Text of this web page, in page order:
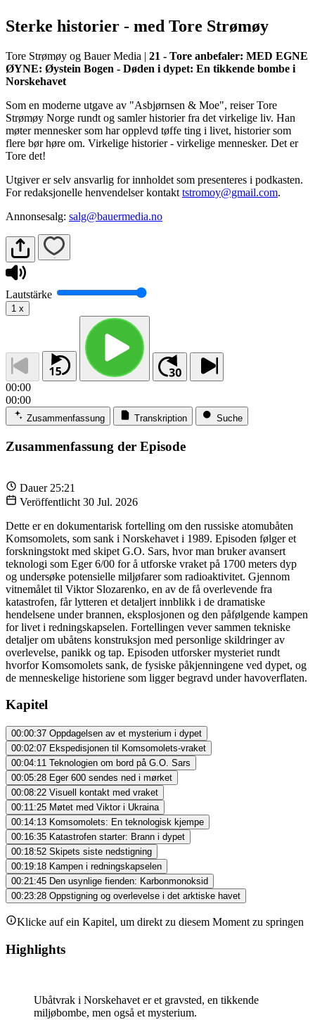
Sterke historier - med Tore Strømøy
Tore Strømøy og Bauer Media | 21 - Tore anbefaler: MED EGNE
ØYNE: Øystein Bogen - Døden i dypet: En tikkende bombe i
Norskehavet
Som en moderne utgave av "Asbjørnsen & Moe", reiser Tore
Strømøy Norge rundt og samler historier fra det virkelige liv. Han
møter mennesker som har opplevd tøffe ting i livet, historier som
flere bør høre om. Virkelige historier - virkelige mennesker. Det er
Tore det!
Utgiver er selv ansvarlig for innholdet som presenteres i podkasten.
For redaksjonelle henvendelser kontakt tstromoy@gmail.com.
Annonsesalg: salg@bauermedia.no
Lautstärke
1 x
00:00
00:00
Zusammenfassung Transkription Suche
Zusammenfassung der Episode
Dauer 25:21
Veröffentlicht 30 Jul. 2026
Dette er en dokumentarisk fortelling om den russiske atomubåten
Komsomolets, som sank i Norskehavet i 1989. Episoden følger et
forskningstokt med skipet G.O. Sars, hvor man bruker avansert
teknologi som Eger 6/00 for å utforske vraket på 1700 meters dyp
og undersøke potensielle miljøfarer som radioaktivitet. Gjennom
vitnemålet til Viktor Slozarenko, en av de få overlevende fra
katastrofen, får lytteren et detaljert innblikk i de dramatiske
hendelsene under brannen, eksplosjonen og den påfølgende kampen
for livet i redningskapselen. Fortellingen vever sammen tekniske
detaljer om ubåtens konstruksjon med personlige skildringer av
overlevelse, panikk og tap. Episoden utforsker mysteriet rundt
hvorfor Komsomolets sank, de fysiske påkjenningene ved dypet, og
de menneskelige historiene som ligger begravd under havoverflaten.
Kapitel
00:00:37 Oppdagelsen av et mysterium i dypet
00:02:07 Ekspedisjonen til Komsomolets-vraket
00:04:11 Teknologien om bord på G.O. Sars
00:05:28 Eger 600 sendes ned i mørket
00:08:22 Visuell kontakt med vraket
00:11:25 Møtet med Viktor i Ukraina
00:14:13 Komsomolets: En teknologisk kjempe
00:16:35 Katastrofen starter: Brann i dypet
00:18:52 Skipets siste nedstigning
00:19:18 Kampen i redningskapselen
00:21:45 Den usynlige fienden: Karbonmonoksid
00:23:28 Oppstigning og overlevelse i det arktiske havet
Klicke auf ein Kapitel, um direkt zu diesem Moment zu springen
Highlights
Ubåtvrak i Norskehavet er et gravsted, en tikkende
miljøbombe, men også et mysterium.